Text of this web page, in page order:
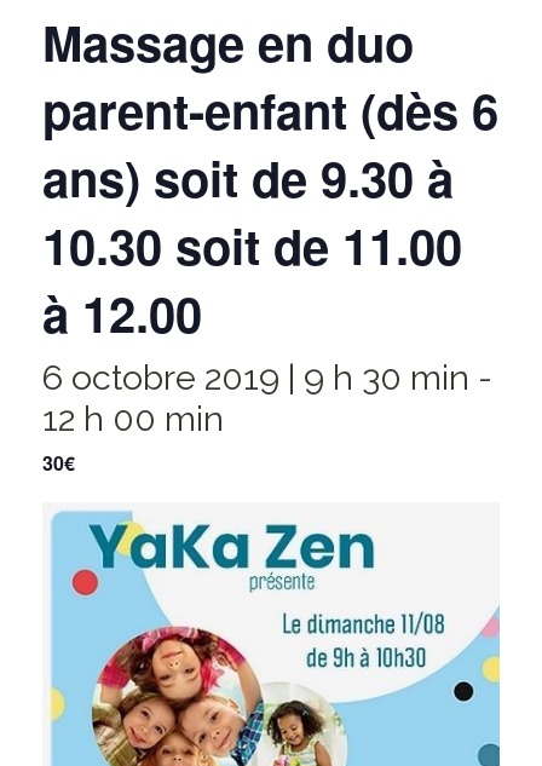
Massage en duo
parent-enfant (dès 6
ans) soit de 9.30 à
10.30 soit de 11.00
à 12.00
6 octobre 2019 | 9 h 30 min -
12 h 00 min
30€